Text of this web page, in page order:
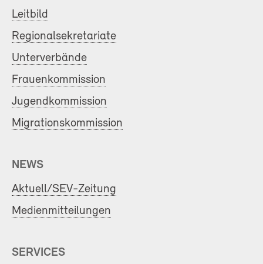
Leitbild
Regionalsekretariate
Unterverbände
Frauenkommission
Jugendkommission
Migrationskommission
NEWS
Aktuell/SEV-Zeitung
Medienmitteilungen
SERVICES